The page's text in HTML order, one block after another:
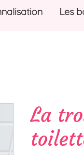
Les
La